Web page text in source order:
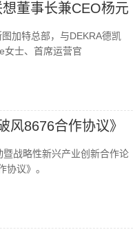
董事长兼CEO杨元
加特总部，与DEKRA德凯
女士、首席运营官
风8676合作协议》
战略性新兴产业创新合作论
议》。